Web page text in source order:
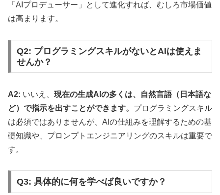
「AIプロデューサー」として進化すれば、むしろ市場価値
は高まります。
Q2: プログラミングスキルがないとAIは使えま
せんか？
A2: いいえ、 現在の生成AIの多くは、自然言語（日本語な
ど）で指示を出すことができます。 プログラミングスキル
は必須ではありませんが、AIの仕組みを理解するための基
礎知識や、プロンプトエンジニアリングのスキルは重要で
す。
Q3: 具体的に何を学べば良いですか？